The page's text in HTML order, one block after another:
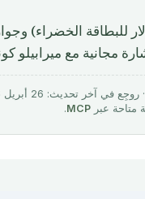
متاحة عبر MCP
.